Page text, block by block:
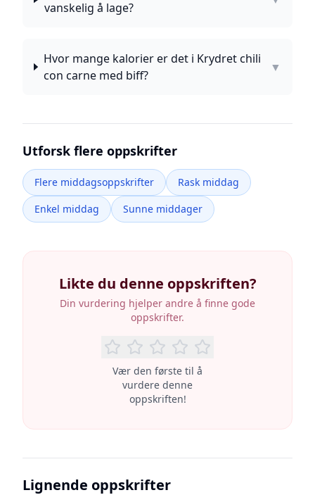
vanskelig å lage?
Hvor mange kalorier er det i Krydret chili
con carne med biff?
▼
Utforsk flere oppskrifter
Flere middagsoppskrifter
Rask middag
Enkel middag
Sunne middager
Likte du denne oppskriften?
Din vurdering hjelper andre å finne gode
oppskrifter.
Vær den første til å
vurdere denne
oppskriften!
Lignende oppskrifter